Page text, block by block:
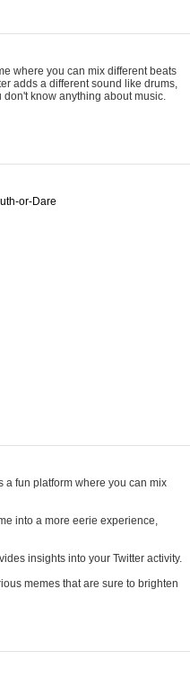
where you can mix different beats
adds a different sound like drums,
don't know anything about music.
or-Dare
a fun platform where you can mix
into a more eerie experience,
insights into your Twitter activity.
memes that are sure to brighten